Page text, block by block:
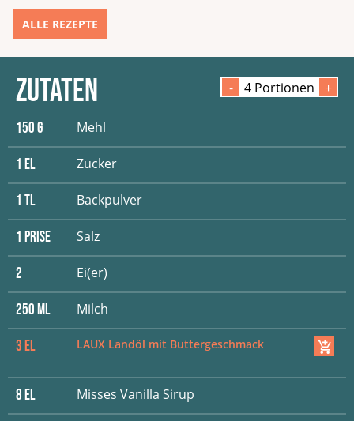
Zutaten - 4 Portionen +
150G Mehl
1 EL Zucker
1 TL Backpulver
1 Prise Salz
2 Ei(er)
250ML Milch
3EL LAUX Landöl mit Buttergeschmack
8EL Misses Vanilla Sirup
ALLE REZEPTE